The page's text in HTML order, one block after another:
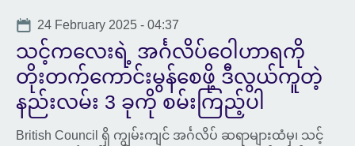
Date
24 February 2025 - 04:37
သင့်ကလေးရဲ့ အင်္ဂလိပ်ဝေါဟာရကို
တိုးတက်ကောင်းမွန်စေဖို့ ဒီလွယ်ကူတဲ့
နည်းလမ်း 3 ခုကို စမ်းကြည့်ပါ
British Council ရှိ ကျွမ်းကျင် အင်္ဂလိပ် ဆရာများထံမှ၊ သင့်